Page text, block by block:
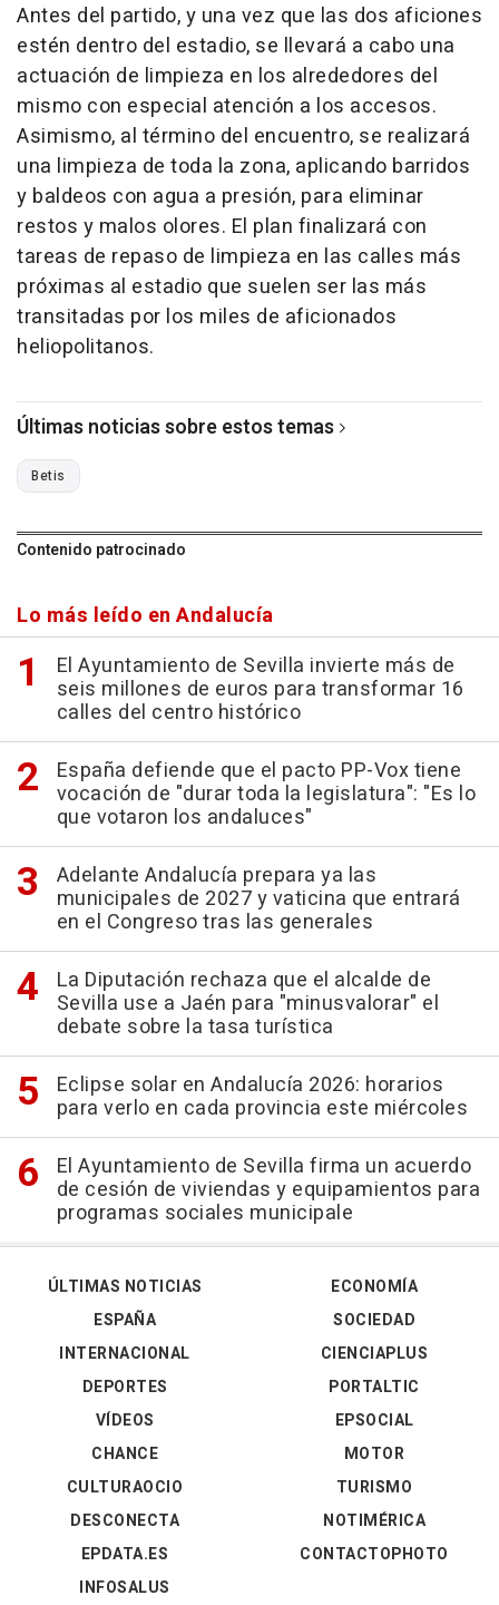
Antes del partido, y una vez que las dos aficiones
estén dentro del estadio, se llevará a cabo una
actuación de limpieza en los alrededores del
mismo con especial atención a los accesos.
Asimismo, al término del encuentro, se realizará
una limpieza de toda la zona, aplicando barridos
y baldeos con agua a presión, para eliminar
restos y malos olores. El plan finalizará con
tareas de repaso de limpieza en las calles más
próximas al estadio que suelen ser las más
transitadas por los miles de aficionados
heliopolitanos.
Últimas noticias sobre estos temas
Betis
Contenido patrocinado
Lo más leído en Andalucía
El Ayuntamiento de Sevilla invierte más de
seis millones de euros para transformar 16
calles del centro histórico
España defiende que el pacto PP-Vox tiene
vocación de "durar toda la legislatura": "Es lo
que votaron los andaluces"
Adelante Andalucía prepara ya las
municipales de 2027 y vaticina que entrará
en el Congreso tras las generales
La Diputación rechaza que el alcalde de
Sevilla use a Jaén para "minusvalorar" el
debate sobre la tasa turística
Eclipse solar en Andalucía 2026: horarios
para verlo en cada provincia este miércoles
El Ayuntamiento de Sevilla firma un acuerdo
de cesión de viviendas y equipamientos para
programas sociales municipale
ÚLTIMAS NOTICIAS
ESPAÑA
INTERNACIONAL
DEPORTES
VÍDEOS
ECONOMÍA
SOCIEDAD
CIENCIAPLUS
PORTALTIC
EPSOCIAL
CHANCE
CULTURAOCIO
DESCONECTA
EPDATA.ES
INFOSALUS
MOTOR
TURISMO
NOTIMÉRICA
CONTACTOPHOTO